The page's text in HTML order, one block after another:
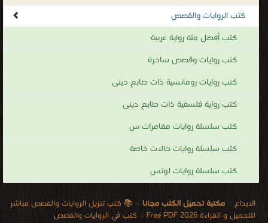
كتب الروايات والقصص
كتب أفضل مئة رواية عربية
كتب روايات وقصص ساخرة
كتب روايات رومانسية ذات طابع دينى
كتب رواية فلسفية ذات طابع دينى
كتب سلسلة روايات مغامرات س
كتب سلسلة روايات حالات خاصة
كتب سلسلة روايات لوتس
الابداع > مكتبة تحميل الكتب مجانا > 📚 كتب تنزيل الروايات والقصص مباشر
للتحميل و القراءة 2026 Free PDF
> كتب في الروايات والقصص